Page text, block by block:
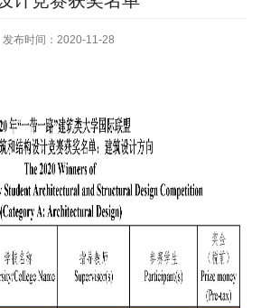
发布时间：2020-11-28